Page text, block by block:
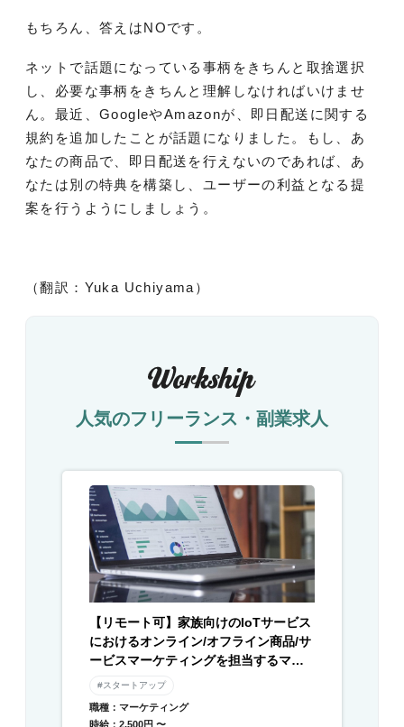
もちろん、答えはNOです。
ネットで話題になっている事柄をきちんと取捨選択
し、必要な事柄をきちんと理解しなければいけませ
ん。最近、GoogleやAmazonが、即日配送に関する
規約を追加したことが話題になりました。もし、あ
なたの商品で、即日配送を行えないのであれば、あ
なたは別の特典を構築し、ユーザーの利益となる提
案を行うようにしましょう。
（翻訳：Yuka Uchiyama）
人気のフリーランス・副業求人
【リモート可】家族向けのIoTサービス
におけるオンライン/オフライン商品/サ
ービスマーケティングを担当するマー
ケターを募集
#スタートアップ
職種：マーケティング
時給：2,500円 〜